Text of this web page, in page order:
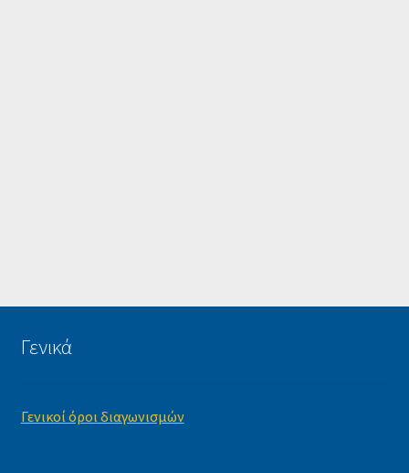
Γενικά
Γενικοί όροι διαγωνισμών